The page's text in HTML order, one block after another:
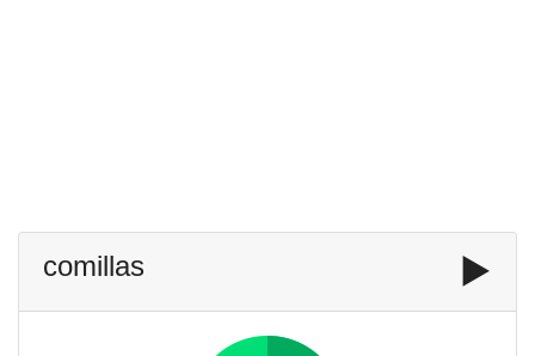
comillas ▶️